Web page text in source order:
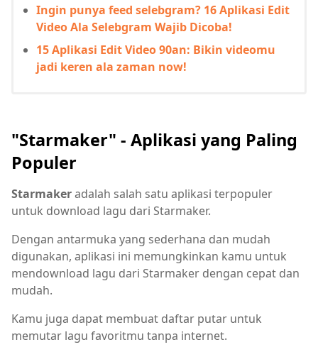
Ingin punya feed selebgram? 16 Aplikasi Edit
Video Ala Selebgram Wajib Dicoba!
15 Aplikasi Edit Video 90an: Bikin videomu
jadi keren ala zaman now!
"Starmaker" - Aplikasi yang Paling
Populer
Starmakeradalah salah satu aplikasi terpopuler
untuk download lagu dari Starmaker.
Dengan antarmuka yang sederhana dan mudah
digunakan, aplikasi ini memungkinkan kamu untuk
mendownload lagu dari Starmaker dengan cepat dan
mudah.
Kamu juga dapat membuat daftar putar untuk
memutar lagu favoritmu tanpa internet.